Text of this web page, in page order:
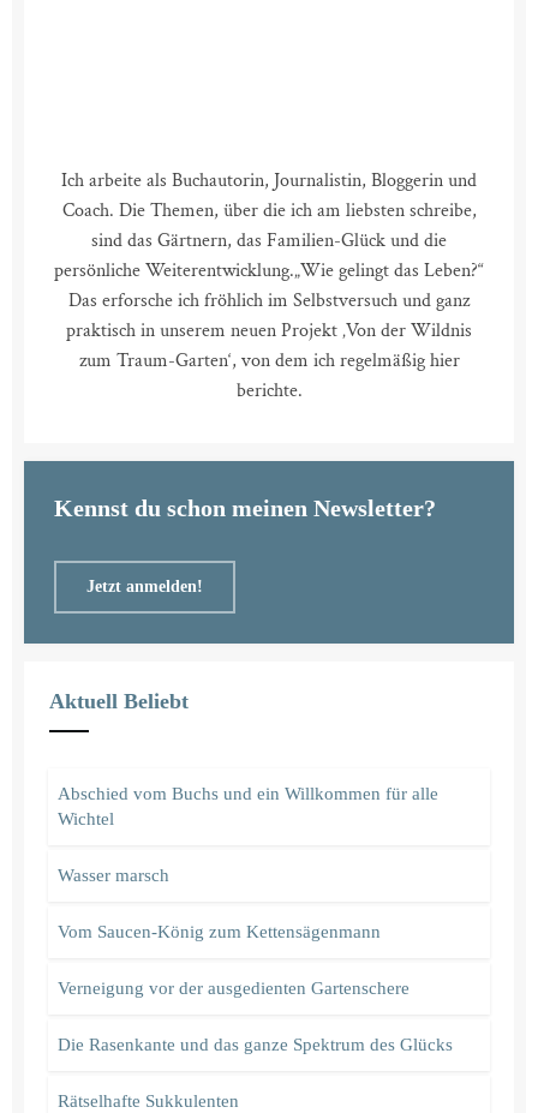
Ich arbeite als Buchautorin, Journalistin, Bloggerin und
Coach. Die Themen, über die ich am liebsten schreibe,
sind das Gärtnern, das Familien-Glück und die
persönliche Weiterentwicklung.„Wie gelingt das Leben?“
Das erforsche ich fröhlich im Selbstversuch und ganz
praktisch in unserem neuen Projekt ‚Von der Wildnis
zum Traum-Garten‘, von dem ich regelmäßig hier
berichte.
Kennst du schon meinen Newsletter?
Jetzt anmelden!
Aktuell Beliebt
Abschied vom Buchs und ein Willkommen für alle
Wichtel
Wasser marsch
Vom Saucen-König zum Kettensägenmann
Verneigung vor der ausgedienten Gartenschere
Die Rasenkante und das ganze Spektrum des Glücks
Rätselhafte Sukkulenten